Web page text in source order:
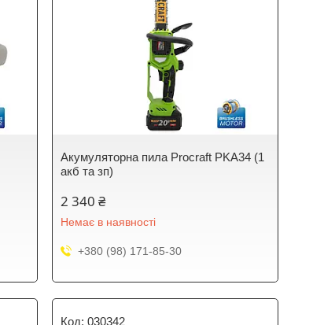
Акумуляторна пила Procraft PKA34 (1
акб та зп)
2 340 ₴
Немає в наявності
+380 (98) 171-85-30
030342